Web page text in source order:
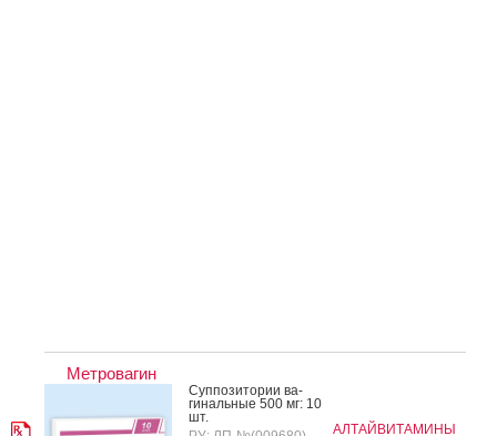
Метровагин
Суп­по­зито­рии ва­
гиналь­ные 500 мг: 10
шт.
АЛТАЙВИТАМИНЫ